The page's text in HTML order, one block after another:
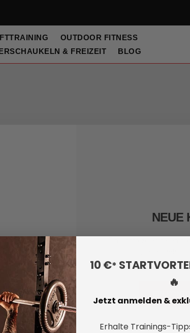
OUTDOOR FITNESS
& FREIZEIT
BLOG
NEUE
Ein Konto zu erstellen
Kasse gehen, mehr
Bestellungen
10 €*
🔥
Jetzt anmelden &
Erhalte Trainings-